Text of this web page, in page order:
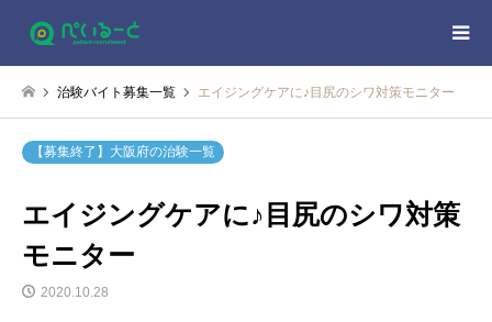
治験バイト募集一覧 エイジングケアに♪目尻のシワ対策モニター
【募集終了】大阪府の治験一覧
エイジングケアに♪目尻のシワ対策
モニター
2020.10.28